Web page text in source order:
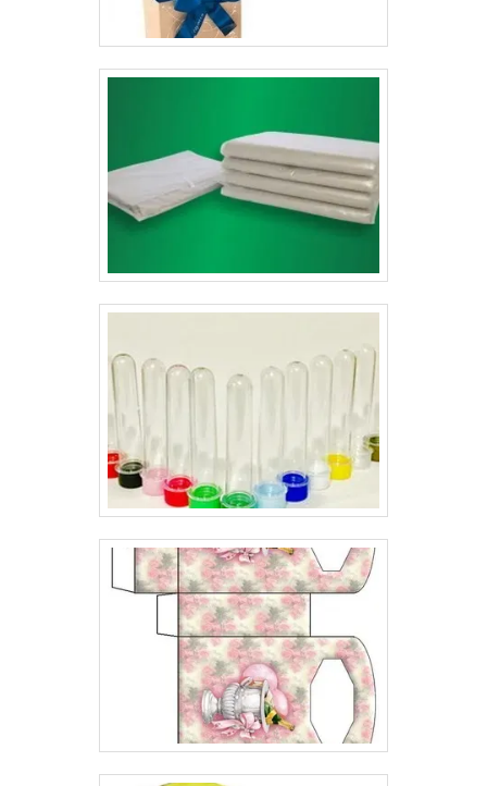
ressaltar que podem ser encomendados os blisters
para medicamentos, nos quais são impressas as
informações básicas do remédio e caso o fabricante